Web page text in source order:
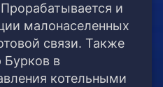
и
малонаселенных
связи. Также
Бурков в
котельными